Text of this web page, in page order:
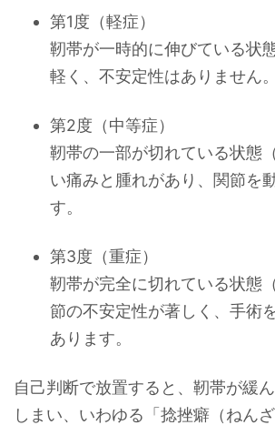
第1度（軽症）
靭帯が一時的に伸びている状
軽く、不安定性はありません。
第2度（中等症）
靭帯の一部が切れている状態
い痛みと腫れがあり、関節を
す。
第3度（重症）
靭帯が完全に切れている状態
節の不安定性が著しく、手術
あります。
自己判断で放置すると、靭帯が緩
しまい、いわゆる「捻挫癖（ねん